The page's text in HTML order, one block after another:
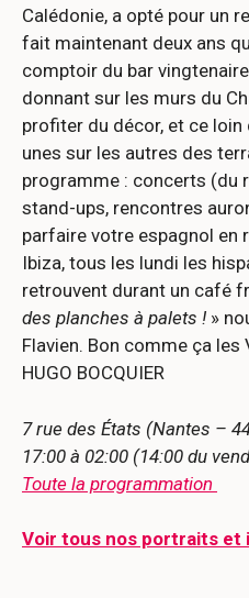
Calédonie, a opté pour un
fait maintenant deux ans
comptoir du bar
donnant sur les murs du
profiter du décor, et ce
unes sur les autres des
programme : concerts (du
stand-ups, rencontres
parfaire votre espagnol en
Ibiza, tous les lundi les
retrouvent durant un café
des planches à palets ! »
Flavien. Bon comme ça les
HUGO BOCQUIER
7 rue des États (Nantes –
17:00 à 02:00 (14:00 du
Toute la programmation
Voir tous nos portraits et